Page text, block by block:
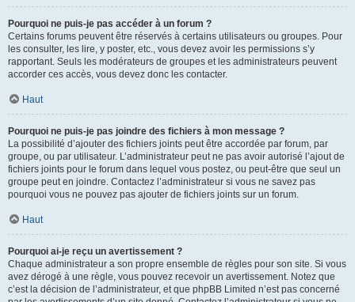
Pourquoi ne puis-je pas accéder à un forum ?
Certains forums peuvent être réservés à certains utilisateurs ou groupes. Pour
les consulter, les lire, y poster, etc., vous devez avoir les permissions s’y
rapportant. Seuls les modérateurs de groupes et les administrateurs peuvent
accorder ces accès, vous devez donc les contacter.
Haut
Pourquoi ne puis-je pas joindre des fichiers à mon message ?
La possibilité d’ajouter des fichiers joints peut être accordée par forum, par
groupe, ou par utilisateur. L’administrateur peut ne pas avoir autorisé l’ajout de
fichiers joints pour le forum dans lequel vous postez, ou peut-être que seul un
groupe peut en joindre. Contactez l’administrateur si vous ne savez pas
pourquoi vous ne pouvez pas ajouter de fichiers joints sur un forum.
Haut
Pourquoi ai-je reçu un avertissement ?
Chaque administrateur a son propre ensemble de règles pour son site. Si vous
avez dérogé à une règle, vous pouvez recevoir un avertissement. Notez que
c’est la décision de l’administrateur, et que phpBB Limited n’est pas concerné